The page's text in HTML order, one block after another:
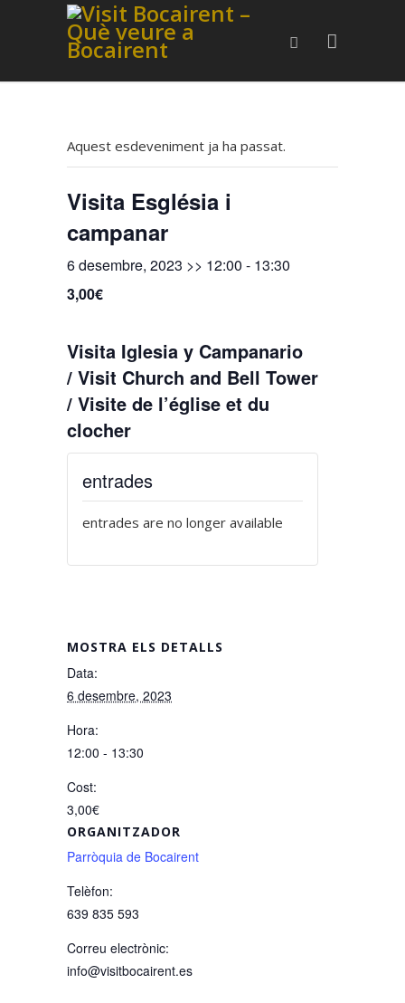
Aquest esdeveniment ja ha passat.
Visita Església i
campanar
6 desembre, 2023 >> 12:00 - 13:30
3,00€
Visita Iglesia y Campanario
/ Visit Church and Bell Tower
/ Visite de l’église et du
clocher
MOSTRA ELS DETALLS
Data:
6 desembre, 2023
Hora:
12:00 - 13:30
Cost:
3,00€
ORGANITZADOR
Parròquia de Bocairent
Telèfon:
639 835 593
Correu electrònic:
info@visitbocairent.es
entrades
entrades are no longer available